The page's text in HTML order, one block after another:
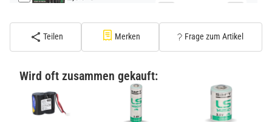
(Standard)
Lithium
Versand
(Gefahrgut UN3090 Versand
Teilen Merken Frage zum Artikel
Wird oft zusammen gekauft: